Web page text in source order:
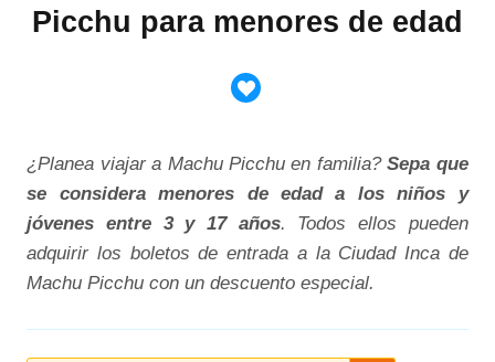
Picchu para menores de edad
¿Planea viajar a Machu Picchu en familia?Sepa que
se considera menores de edad a los niños y
jóvenes entre 3 y 17 años. Todos ellos pueden
adquirir los boletos de entrada a la Ciudad Inca de
Machu Picchu con un descuento especial.